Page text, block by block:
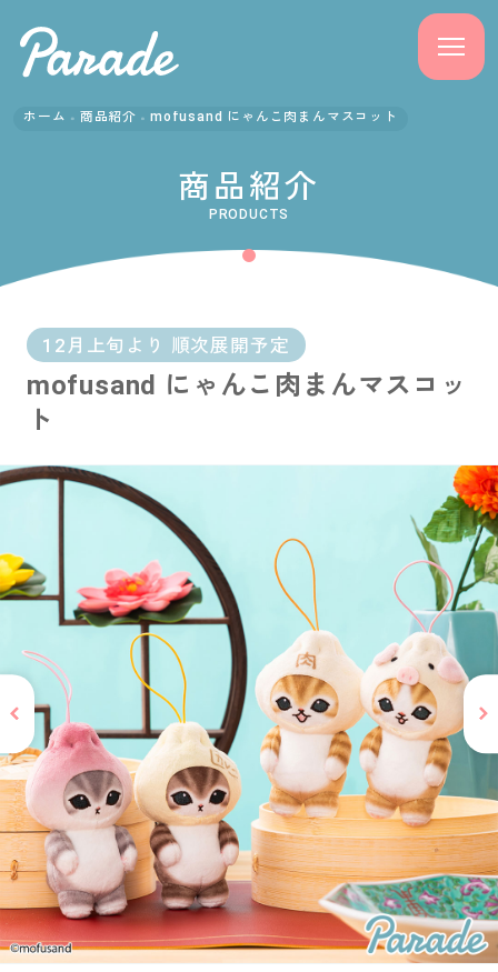
よくある質問
会社概要
採用情報
お問い合わせ
PRIZE 公式 X
PRIZE 公式 Instagram
CAPSULE TOY 公式 X
CAPSULE TOY 公式 Instagram
プライバシーポリシー
ホーム 商品紹介 mofusand にゃんこ肉まんマスコット
商品紹介
PRODUCTS
12月上旬より 順次展開予定
mofusand にゃんこ肉まんマスコッ
ト